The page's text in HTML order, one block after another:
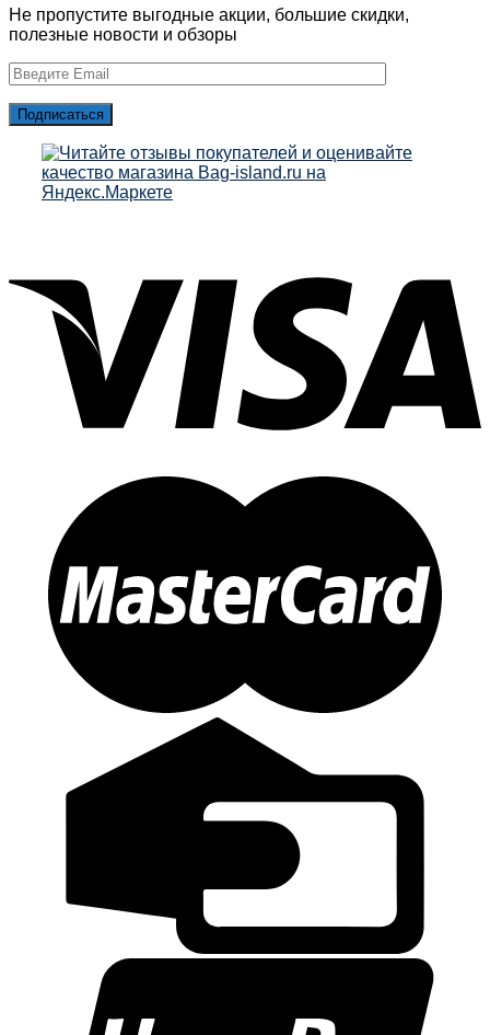
Не пропустите выгодные акции, большие скидки,
полезные новости и обзоры